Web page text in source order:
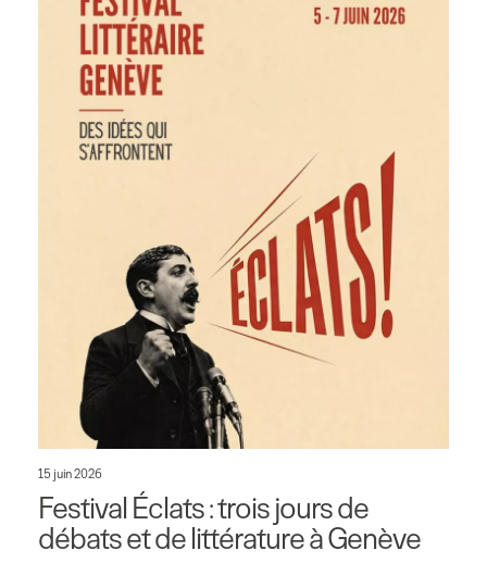
15 juin 2026
Festival Éclats : trois jours de
débats et de littérature à Genève